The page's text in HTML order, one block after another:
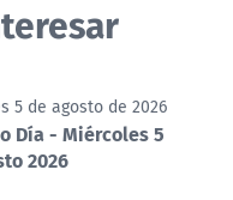
5 de agosto de 2026
Día - Miércoles 5
2026